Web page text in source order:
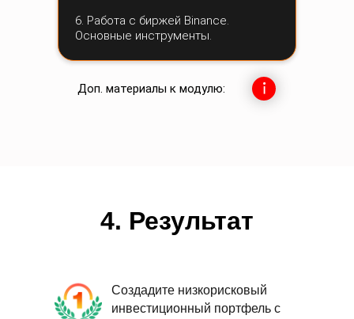
6. Работа с биржей Binance.
Основные инструменты.
Доп. материалы к модулю:
4. Результат
Создадите низкорисковый
инвестиционный портфель с